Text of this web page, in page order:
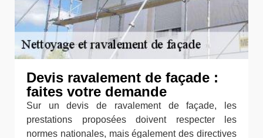
Devis ravalement de façade :
faites votre demande
Sur un devis de ravalement de façade, les
prestations proposées doivent respecter les
normes nationales, mais également des directives